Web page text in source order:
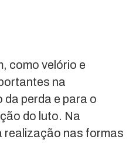
como velório e
na
perda e para o
do luto. Na
realização nas formas